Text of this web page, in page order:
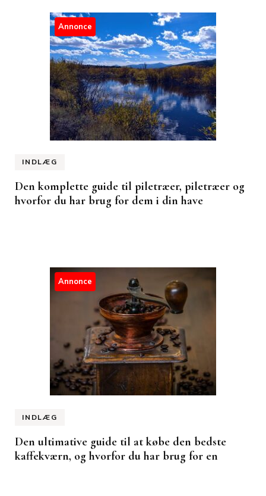
Annonce
INDLÆG
Den komplette guide til piletræer, piletræer og
hvorfor du har brug for dem i din have
Annonce
INDLÆG
Den ultimative guide til at købe den bedste
kaffekværn, og hvorfor du har brug for en